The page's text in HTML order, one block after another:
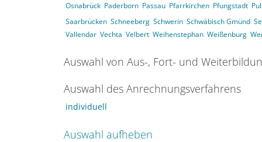
Osnabrück Paderborn Passau Pfarrkirchen Pfungstadt
Saarbrücken Schneeberg Schwerin Schwäbisch Gmünd
Vallendar Vechta Velbert Weihenstephan Weißenburg
Auswahl von Aus-, Fort- und
Auswahl des Anrechnungsverfahrens
individuell
Auswahl aufheben